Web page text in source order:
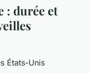
: durée et
États-Unis